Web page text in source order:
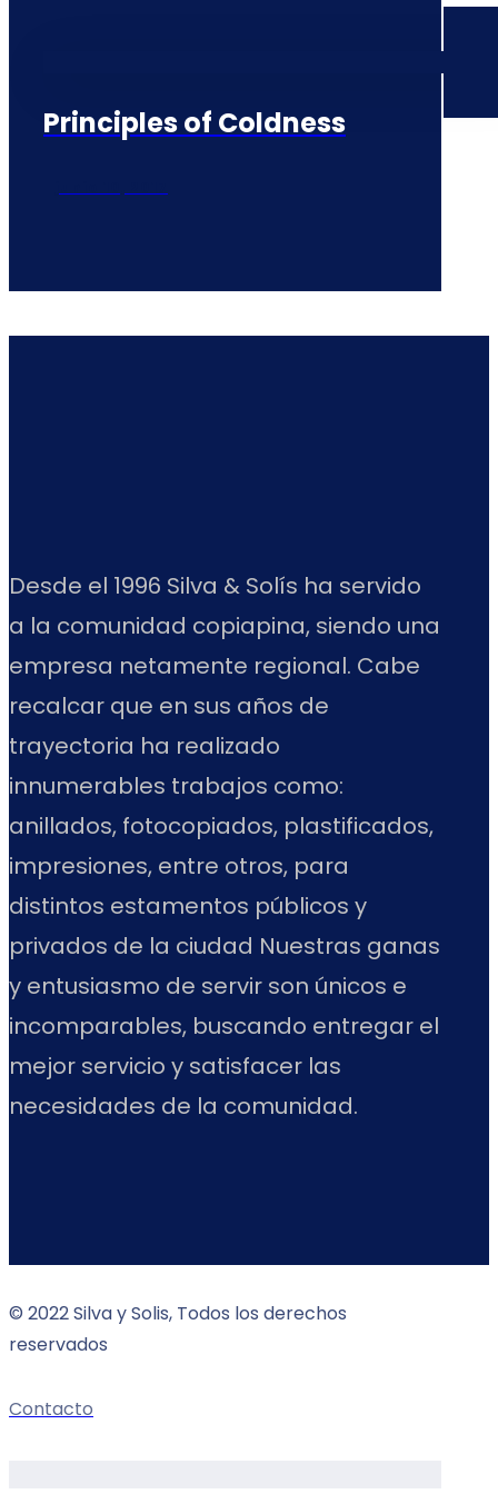
Principles of Coldness
Desde el 1996 Silva & Solís ha servido
a la comunidad copiapina, siendo una
empresa netamente regional. Cabe
recalcar que en sus años de
trayectoria ha realizado
innumerables trabajos como:
anillados, fotocopiados, plastificados,
impresiones, entre otros, para
distintos estamentos públicos y
privados de la ciudad Nuestras ganas
y entusiasmo de servir son únicos e
incomparables, buscando entregar el
mejor servicio y satisfacer las
necesidades de la comunidad.
© 2022Silva y Solis, Todos los derechos
reservados
Contacto